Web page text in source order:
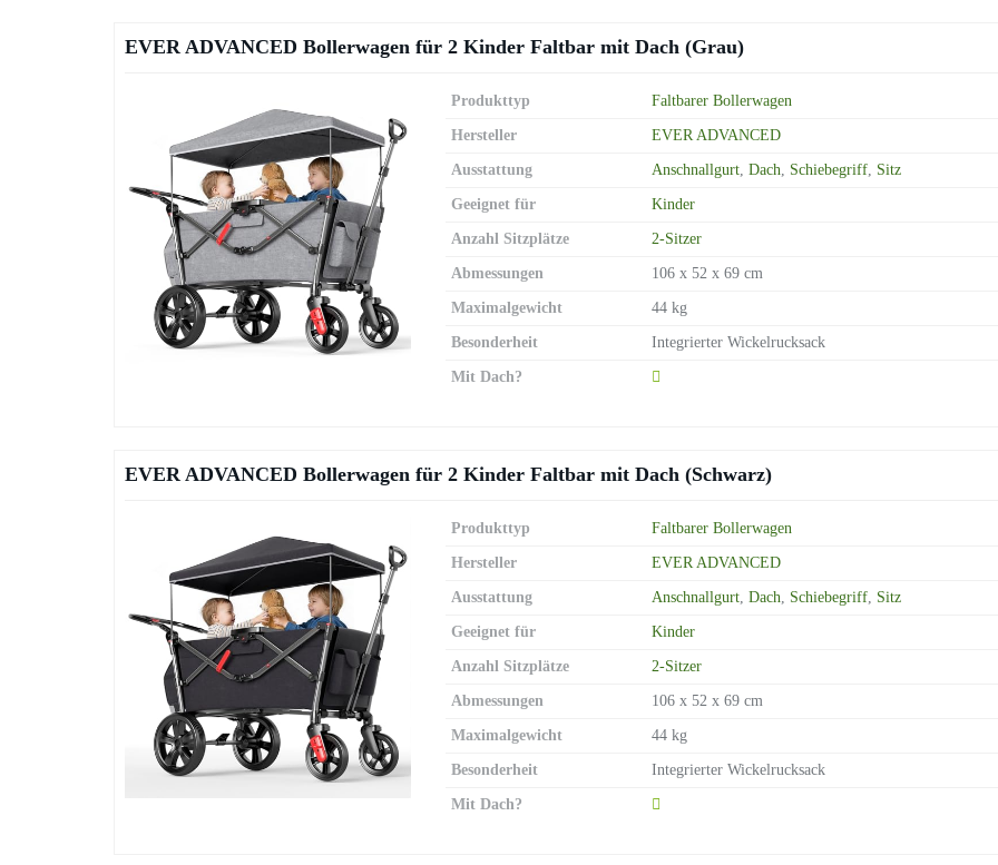
EVER ADVANCED Bollerwagen für 2 Kinder Faltbar mit Dach (Grau)
Produkttyp Faltbarer Bollerwagen
Hersteller EVER ADVANCED
Ausstattung Anschnallgurt, Dach, Schiebegriff, Sitz
Geeignet für Kinder
Anzahl Sitzplätze 2-Sitzer
Abmessungen 106 x 52 x 69 cm
Maximalgewicht 44 kg
Besonderheit Integrierter Wickelrucksack
Mit Dach?
EVER ADVANCED Bollerwagen für 2 Kinder Faltbar mit Dach (Schwarz)
Produkttyp Faltbarer Bollerwagen
Hersteller EVER ADVANCED
Ausstattung Anschnallgurt, Dach, Schiebegriff, Sitz
Geeignet für Kinder
Anzahl Sitzplätze 2-Sitzer
Abmessungen 106 x 52 x 69 cm
Maximalgewicht 44 kg
Besonderheit Integrierter Wickelrucksack
Mit Dach?